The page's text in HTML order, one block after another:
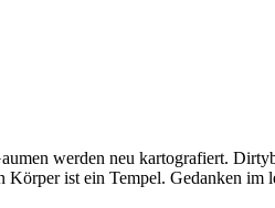
werden neu kartografiert.
ist ein Tempel. Gedanken im